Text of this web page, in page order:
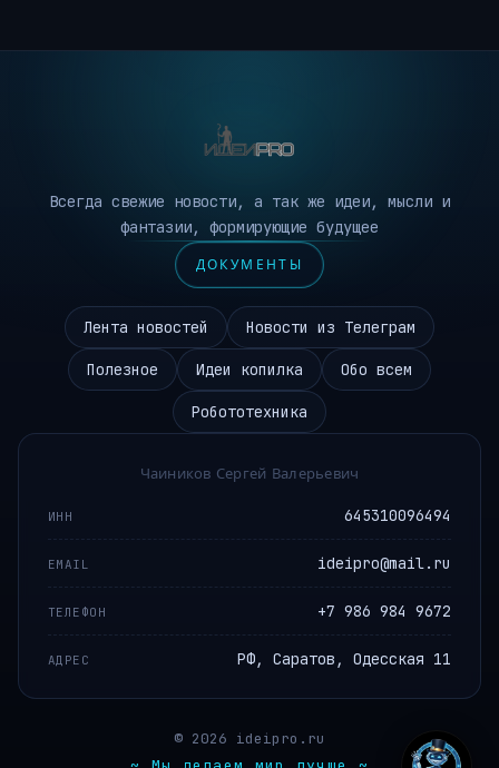
Всегда свежие новости, а так же идеи, мысли и
фантазии, формирующие будущее
ДОКУМЕНТЫ
Лента новостей Новости из Телеграм
Полезное Идеи копилка Обо всем
Робототехника
Чаиников Сергей Валерьевич
ИНН 645310096494
EMAIL ideipro@mail.ru
ТЕЛЕФОН +7 986 984 9672
АДРЕС РФ, Саратов, Одесская 11
© 2026 ideipro.ru